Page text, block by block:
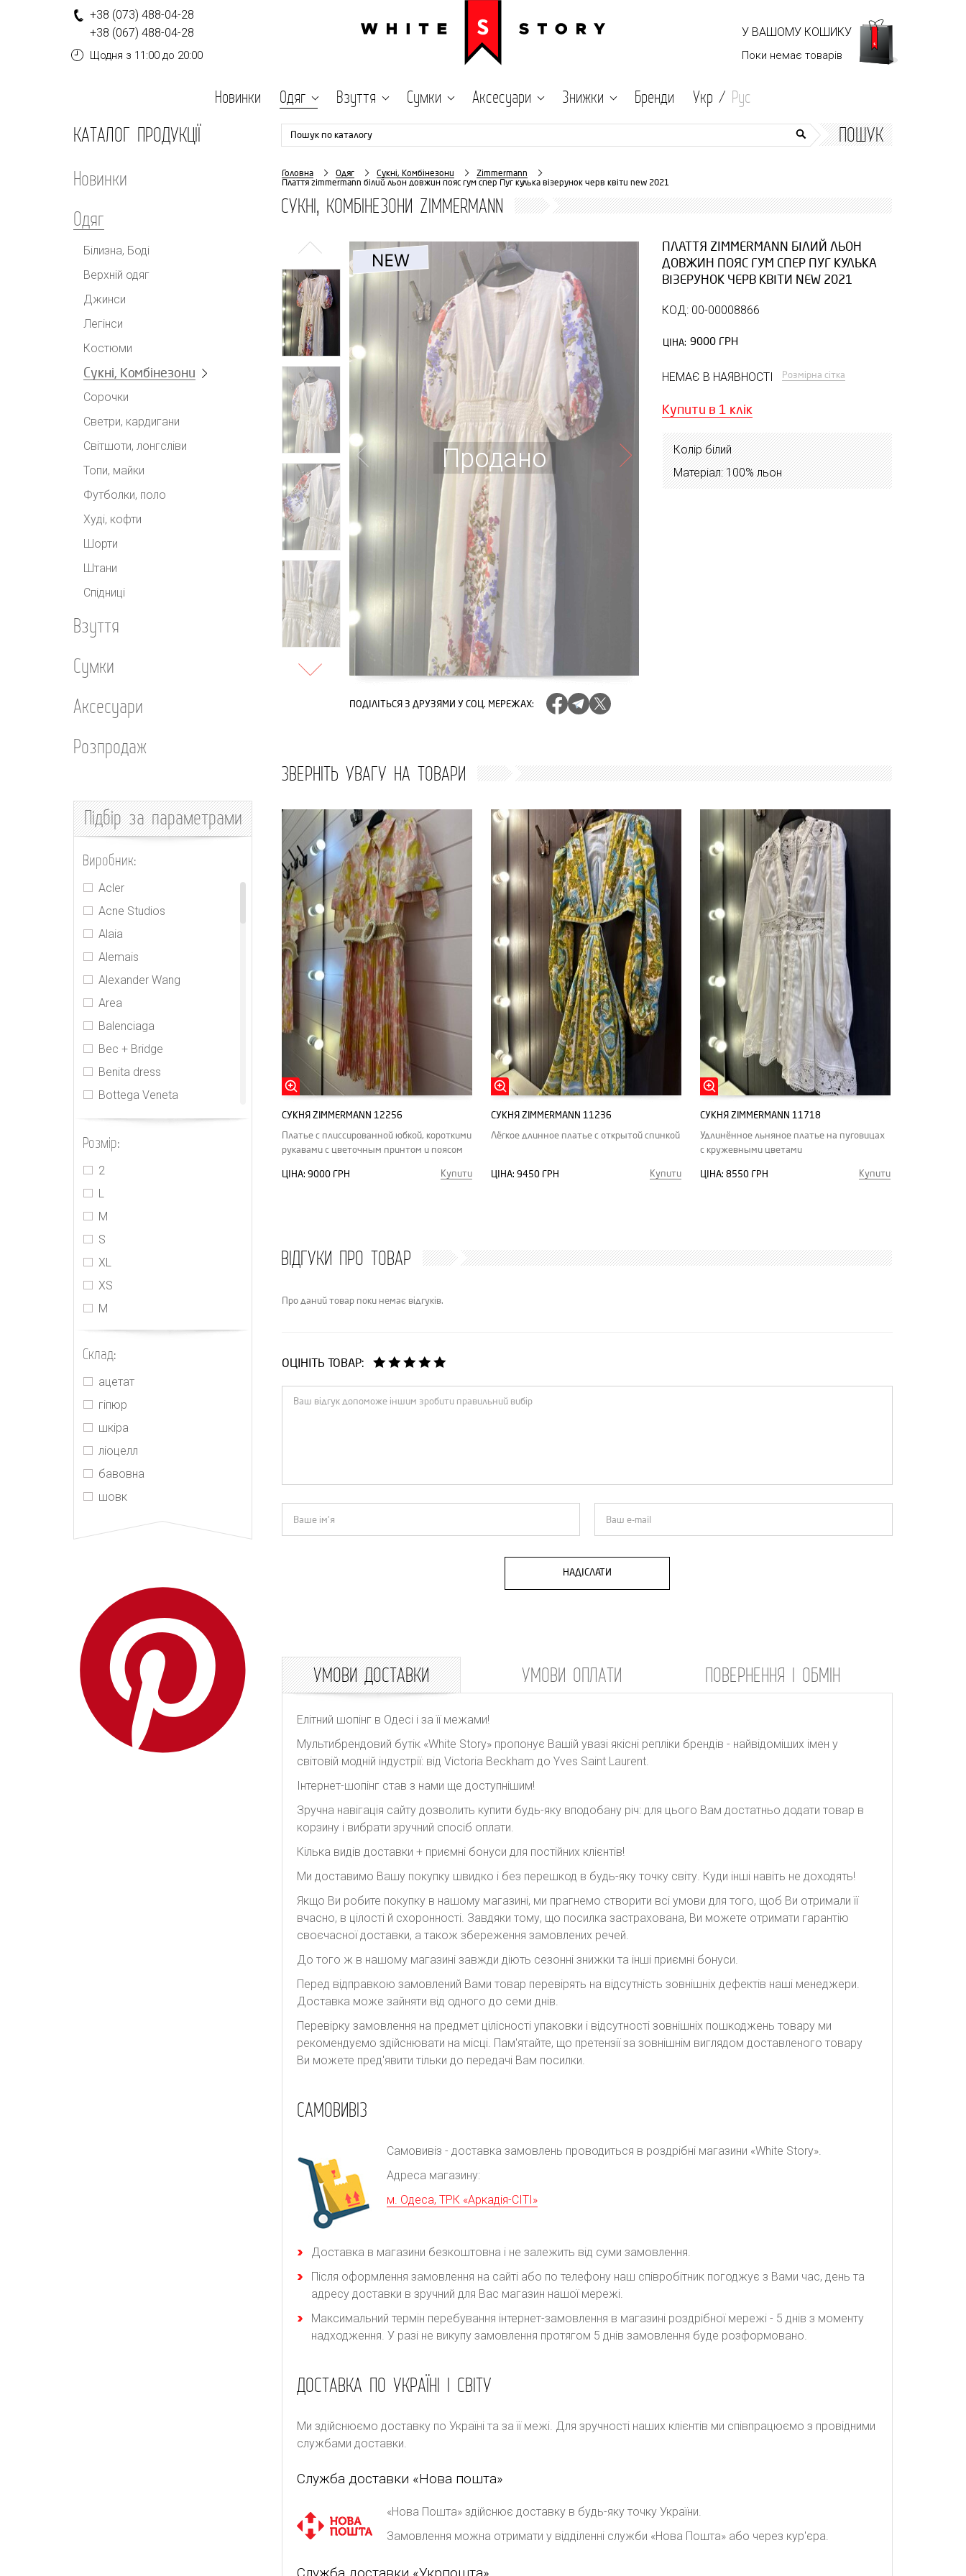
+38 (073) 488-04-28
+38 (067) 488-04-28
Щодня з 11:00 до 20:00
У ВАШОМУ КОШИКУ
Поки немає товарів
Новинки Одяг Взуття Сумки Аксесуари Знижки Бренди Укр / Рус
КАТАЛОГ ПРОДУКЦІЇ
Новинки
Одяг
Білизна, Боді
Верхній одяг
Джинси
Легінси
Костюми
Сукні, Комбінезони
Сорочки
Светри, кардигани
Світшоти, лонгсліви
Топи, майки
Футболки, поло
Худі, кофти
Шорти
Штани
Спідниці
Взуття
Сумки
Аксесуари
Розпродаж
Підбірза параметрами
Виробник:
Acler
Acne Studios
Alaia
Alemais
Alexander Wang
Area
Balenciaga
Bec + Bridge
Benita dress
Bottega Veneta
CDR
Cecilie Bahnsen
CHNL
Elie Tahari
Gucci
Houseofcb
Innika Choo
Isabel Marant
Jacquemus
Joslin
Orseund Iris
Realisation
Redpolaris
Reformation
REMAIN Birger
Christensen
Rick Owens
Rixo
Rodarte
Розмір:
2
L
M
S
XL
XS
М
Склад:
ацетат
гіпюр
шкіра
ліоцелл
бавовна
шовк
Пошук по каталогу ПОШУК
Головна Одяг Сукні, Комбінезони
Zimmermann
Плаття zimmermann білий льон довжин пояс гум спер Пуг кулька візерунок черв квіти new 2021
СУКНІ, КОМБІНЕЗОНИ ZIMMERMANN
Продано
ПОДІЛІТЬСЯ З ДРУЗЯМИ У СОЦ. МЕРЕЖАХ:
ПЛАТТЯ ZIMMERMANN БІЛИЙ ЛЬОН
ДОВЖИН ПОЯС ГУМ СПЕР ПУГ КУЛЬКА
ВІЗЕРУНОК ЧЕРВ КВІТИ NEW 2021
КОД: 00-00008866
ЦІНА: 9000 ГРН
НЕМАЄ В НАЯВНОСТІ Розмірна сітка
Купити в 1 клік
Колір білий
Матеріал: 100% льон
ЗВЕРНІТЬ УВАГУ НА ТОВАРИ
СУКНЯ ZIMMERMANN 12256
Платье с плиссированной юбкой, короткими
рукавами с цветочным принтом и поясом
ЦІНА: 9000 ГРН Купити
СУКНЯ ZIMMERMANN 11236
Лёгкое длинное платье с открытой спинкой
ЦІНА: 9450 ГРН Купити
СУКНЯ ZIMMERMANN 11718
Удлинённое льняное платье на пуговицах
с кружевными цветами
ЦІНА: 8550 ГРН Купити
ВІДГУКИ ПРО ТОВАР
Про даний товар поки немає відгуків.
ОЦІНІТЬ ТОВАР:
НАДІСЛАТИ
УМОВИ ДОСТАВКИ УМОВИ ОПЛАТИ ПОВЕРНЕННЯ І ОБМІН
Елітний шопінг в Одесі і за її межами!
Мультибрендовий бутік «White Story» пропонує Вашій увазі якісні репліки брендів - найвідоміших імен у
світовій модній індустрії: від Victoria Beckham до Yves Saint Laurent.
Інтернет-шопінг став з нами ще доступнішим!
Зручна навігація сайту дозволить купити будь-яку вподобану річ: для цього Вам достатньо додати товар в
корзину і вибрати зручний спосіб оплати.
Кілька видів доставки + приємні бонуси для постійних клієнтів!
Ми доставимо Вашу покупку швидко і без перешкод в будь-яку точку світу. Куди інші навіть не доходять!
Якщо Ви робите покупку в нашому магазині, ми прагнемо створити всі умови для того, щоб Ви отримали її
вчасно, в цілості й схоронності. Завдяки тому, що посилка застрахована, Ви можете отримати гарантію
своєчасної доставки, а також збереження замовлених речей.
До того ж в нашому магазині завжди діють сезонні знижки та інші приємні бонуси.
Перед відправкою замовлений Вами товар перевірять на відсутність зовнішніх дефектів наші менеджери.
Доставка може зайняти від одного до семи днів.
Перевірку замовлення на предмет цілісності упаковки і відсутності зовнішніх пошкоджень товару ми
рекомендуємо здійснювати на місці. Пам'ятайте, що претензії за зовнішнім виглядом доставленого товару
Ви можете пред'явити тільки до передачі Вам посилки.
САМОВИВІЗ
Самовивіз - доставка замовлень проводиться в роздрібні магазини «White Story».
Адреса магазину:
м. Одеса, ТРК «Аркадія-СІТІ»
Доставка в магазини безкоштовна і не залежить від суми замовлення.
Після оформлення замовлення на сайті або по телефону наш співробітник погоджує з Вами час, день та
адресу доставки в зручний для Вас магазин нашої мережі.
Максимальний термін перебування інтернет-замовлення в магазині роздрібної мережі - 5 днів з моменту
надходження. У разі не викупу замовлення протягом 5 днів замовлення буде розформовано.
ДОСТАВКА ПО УКРАЇНІ І СВІТУ
Ми здійснюємо доставку по Україні та за її межі. Для зручності наших клієнтів ми співпрацюємо з провідними
службами доставки.
Служба доставки «Нова пошта»
«Нова Пошта» здійснює доставку в будь-яку точку України.
Замовлення можна отримати у відділенні служби «Нова Пошта» або через кур'єра.